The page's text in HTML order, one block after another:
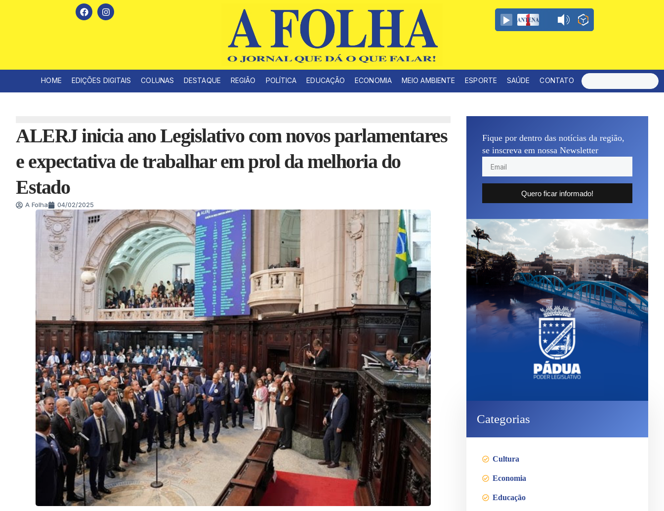
HOME EDIÇÕES DIGITAIS COLUNAS DESTAQUE REGIÃO POLÍTICA EDUCAÇÃO ECONOMIA MEIO AMBIENTE ESPORTE SAÚDE CONTATO
ALERJ inicia ano Legislativo com novos parlamentares
e expectativa de trabalhar em prol da melhoria do
Estado
A Folha 04/02/2025
Fique por dentro das notícias da região,
se inscreva em nossa Newsletter
Quero ficar informado!
Categorias
Cultura
Economia
Educação